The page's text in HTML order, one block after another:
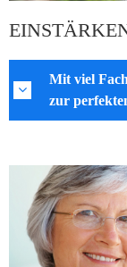
Mit viel
zur